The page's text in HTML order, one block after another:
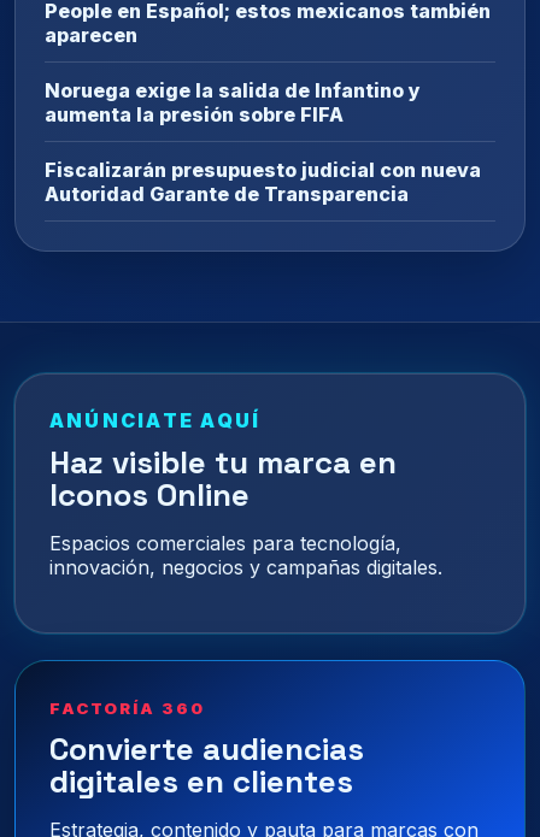
People en Español; estos mexicanos también
aparecen
Noruega exige la salida de Infantino y
aumenta la presión sobre FIFA
Fiscalizarán presupuesto judicial con nueva
Autoridad Garante de Transparencia
ANÚNCIATE AQUÍ
Haz visible tu marca en
Iconos Online
Espacios comerciales para tecnología,
innovación, negocios y campañas digitales.
FACTORÍA 360
Convierte audiencias
digitales en clientes
Estrategia, contenido y pauta para marcas con